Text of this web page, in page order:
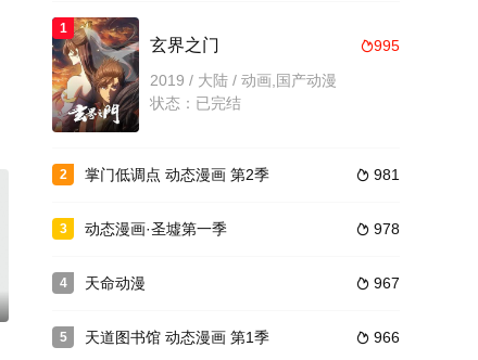
1
995
玄界之门
2019 / 大陆 / 动画,国产动漫
状态：已完结
2  981
掌门低调点 动态漫画 第2季
3  978
动态漫画·圣墟第一季
4  967
天命动漫
5  966
天道图书馆 动态漫画 第1季